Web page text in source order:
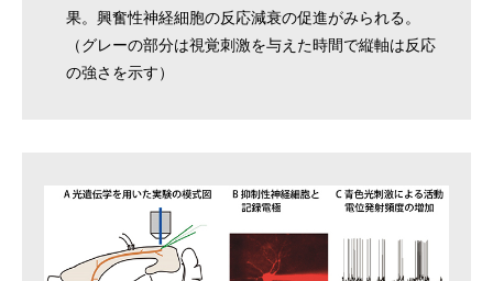
果。興奮性神経細胞の反応減衰の促進がみられる。
（グレーの部分は視覚刺激を与えた時間で縦軸は反応
の強さを示す）